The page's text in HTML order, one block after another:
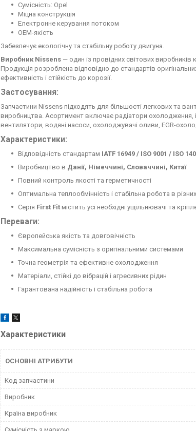
Сумісність: Opel
Міцна конструкція
Електронне керування потоком
OEM-якість
Забезпечує екологічну та стабільну роботу двигуна.
Виробник Nissens — один із провідних світових
Продукція розроблена відповідно до стандартів
ефективність і стійкість до корозії.
Застосування:
Запчастини Nissens підходять для більшості легкових та
виробництва. Асортимент включає радіатори охолодження,
вентилятори, водяні насоси, охолоджувачі оливи, EGR-
Характеристики:
Відповідність стандартам IATF 16949 / ISO 9001 / ISO
Виробництво в Данії, Німеччині, Словаччині, Китаї
Повний контроль якості та герметичності
Оптимальна теплообмінність і стабільна робота в
Серія First Fit містить усі необхідні ущільнювачі та
Переваги:
Європейська якість та довговічність
Максимальна сумісність з оригінальними системами
Точна геометрія та ефективне охолодження
Матеріали, стійкі до вібрацій і агресивних рідин
Гарантована надійність і стабільна робота
Характеристики
ОСНОВНІ АТРИБУТИ
Код запчастини
Виробник
Країна виробник